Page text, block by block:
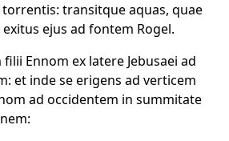
transitque aquas, quae
ejus ad fontem Rogel.
Ennom ex latere Jebusaei ad
et inde se erigens ad verticem
ad occidentem in summitate